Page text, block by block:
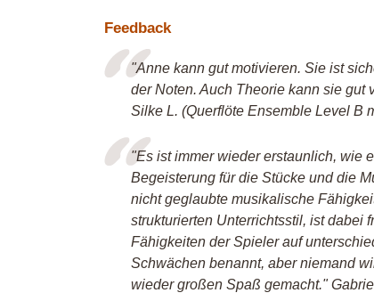
Feedback
"Anne kann gut motivieren. Sie ist
der Noten. Auch Theorie kann sie gut
Silke L. (Querflöte Ensemble Level B
"Es ist immer wieder erstaunlich, wie
Begeisterung für die Stücke und die
nicht geglaubte musikalische
strukturierten Unterrichtsstil, ist dabei
Fähigkeiten der Spieler auf
Schwächen benannt, aber niemand
wieder großen Spaß gemacht."